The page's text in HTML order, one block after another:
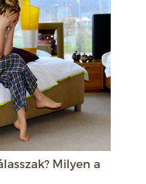
Milyen a